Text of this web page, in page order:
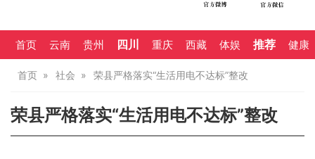
首页 云南 贵州 四川 重庆 西藏 体娱 推荐 健康
首页 社会 荣县严格落实“生活用电不达标”整改
荣县严格落实“生活用电不达标”整改